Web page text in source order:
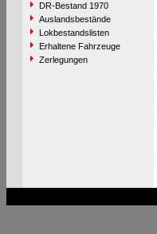
DR-Bestand 1970
Auslandsbestände
Lokbestandslisten
Erhaltene Fahrzeuge
Zerlegungen